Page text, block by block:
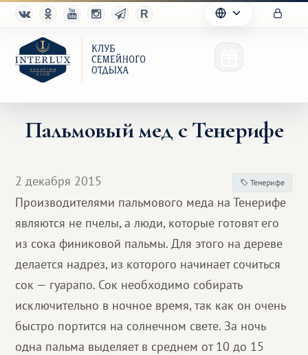
Преимущества
Партнерам
Благотворительность
Пальмовый мед с Тенерифе
2 декабря 2015 Тенерифе
Производителями пальмового меда на Тенерифе
являются не пчелы, а люди, которые готовят его
из сока финиковой пальмы. Для этого на дереве
делается надрез, из которого начинает сочиться
сок — гуарапо. Сок необходимо собирать
исключительно в ночное время, так как он очень
быстро портится на солнечном свете. За ночь
одна пальма выделяет в среднем от 10 до 15